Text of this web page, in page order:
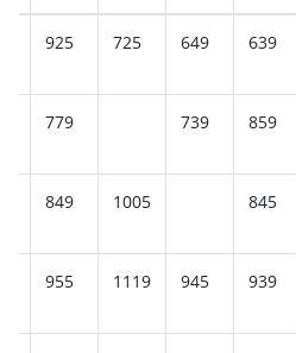
925 725 649 639
779 739 859
849 1005 845
955 1119 945 939